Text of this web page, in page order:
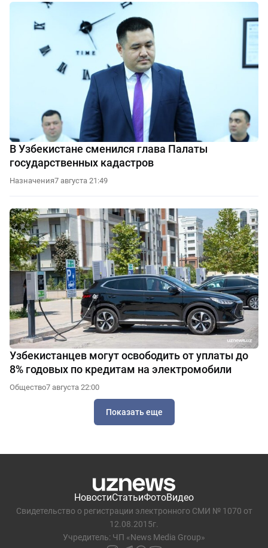
В Узбекистане сменился глава Палаты
государственных кадастров
Назначения7 августа 21:49
Узбекистанцев могут освободить от уплаты до
8% годовых по кредитам на электромобили
Общество7 августа 22:00
Показать еще
НовостиСтатьиФотоВидео
Свидетельство о регистрации электронного СМИ № 1070 от
12.08.2015г.
Учредитель: ЧП «News Media Group»